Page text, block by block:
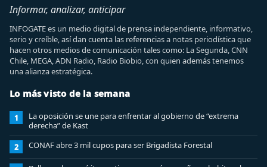
Informar, analizar, anticipar
INFOGATE es un medio digital de prensa independiente, informativo,
serio y creíble, así dan cuenta las referencias a notas periodística que
hacen otros medios de comunicación tales como: La Segunda, CNN
Chile, MEGA, ADN Radio, Radio Biobio, con quien además tenemos
una alianza estratégica.
Lo más visto de la semana
1
La oposición se une para enfrentar al gobierno de “extrema
derecha” de Kast
2 CONAF abre 3 mil cupos para ser Brigadista Forestal